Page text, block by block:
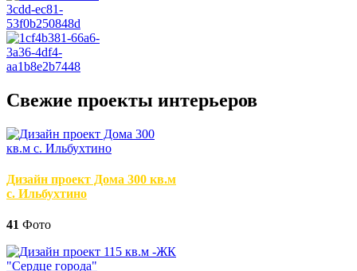
Свежие проекты интерьеров
Дизайн проект Дома 300 кв.м
с. Ильбухтино
41 Фото